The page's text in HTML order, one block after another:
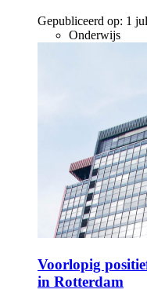
Gepubliceerd op: 1
Onderwijs
Voorlopig
in Rotterdam